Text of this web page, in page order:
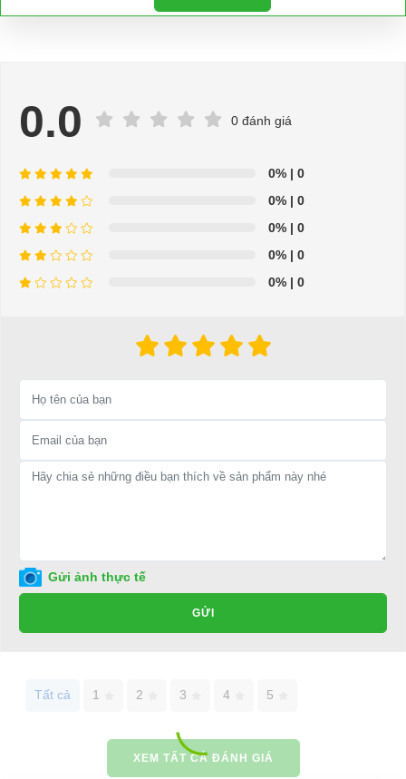
Bạn nên chọn mua Xe điện sân golf chất lượng giá
tốt ở đâu?
cho xe hoặc có vấn đề gì cần được hỗ trợ, quý khách vui lòng liên
LIÊN HỆ CÔNG TY:Công ty TNHH TM DV XNK
Địa chỉ: 845 Quốc Lộ 13, Phường Hiệp Bình Phước, Thành phố
Điện thoại: 08 68 100 260 ( Châu ) - 093 211 3677 ( Phú )
Website: phutungxegolf.com
0.0 0 đánh giá
0% | 0
0% | 0
0% | 0
0% | 0
0% | 0
Gửi ảnh thực tế
GỬI
Tất cả 1 2 3 4 5
XEM TẤT CẢ ĐÁNH GIÁ